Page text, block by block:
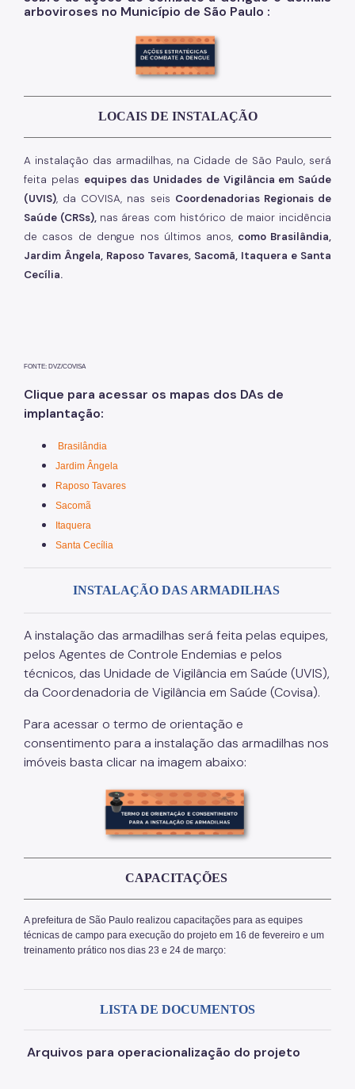
arboviroses no Município de São Paulo :
LOCAIS DE INSTALAÇÃO
A instalação das armadilhas, na Cidade de São Paulo, será
feita pelas equipes das Unidades de Vigilância em Saúde
(UVIS), da COVISA, nas seis Coordenadorias Regionais de
Saúde (CRSs), nas áreas com histórico de maior incidência
de casos de dengue nos últimos anos, como Brasilândia,
Jardim Ângela, Raposo Tavares, Sacomã, Itaquera e Santa
Cecília.
FONTE: DVZ/COVISA
Clique para acessar os mapas dos DAs de
implantação:
Brasilândia
Jardim Ângela
Raposo Tavares
Sacomã
Itaquera
Santa Cecília
INSTALAÇÃO DAS ARMADILHAS
A instalação das armadilhas será feita pelas equipes,
pelos Agentes de Controle Endemias e pelos
técnicos, das Unidade de Vigilância em Saúde (UVIS),
da Coordenadoria de Vigilância em Saúde (Covisa).
Para acessar o termo de orientação e
consentimento para a instalação das armadilhas nos
imóveis basta clicar na imagem abaixo:
CAPACITAÇÕES
A prefeitura de São Paulo realizou capacitações para as equipes
técnicas de campo para execução do projeto em 16 de fevereiro e um
treinamento prático nos dias 23 e 24 de março:
LISTA DE DOCUMENTOS
Arquivos para operacionalização do projeto